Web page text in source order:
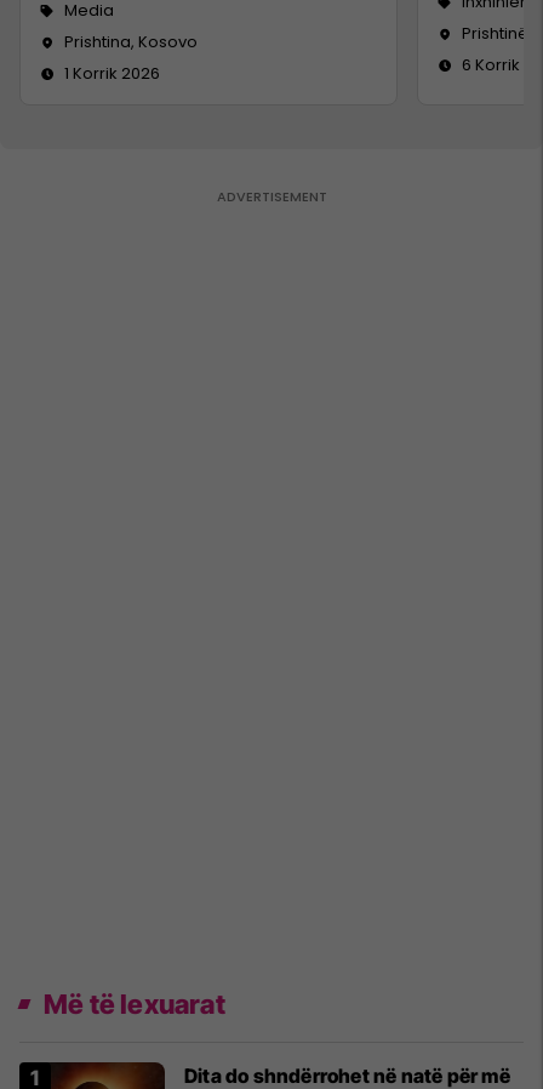
Media
Prishtina, Kosovo
1 Korrik 2026
Prishtinë
6 Korrik
Më të lexuarat
Dita do shndërrohet në natë për më